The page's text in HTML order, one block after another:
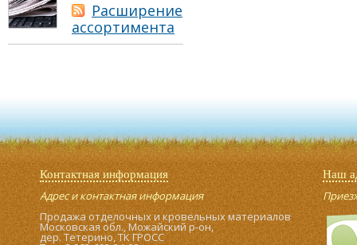
Расширение
ассортимента
Контактная информация
Адрес и контактная информация
Продажа отделочных и кровельных материалов
Московская обл., Можайский р-он,
дер. Тетерино, ТК ГРОСС
Наш